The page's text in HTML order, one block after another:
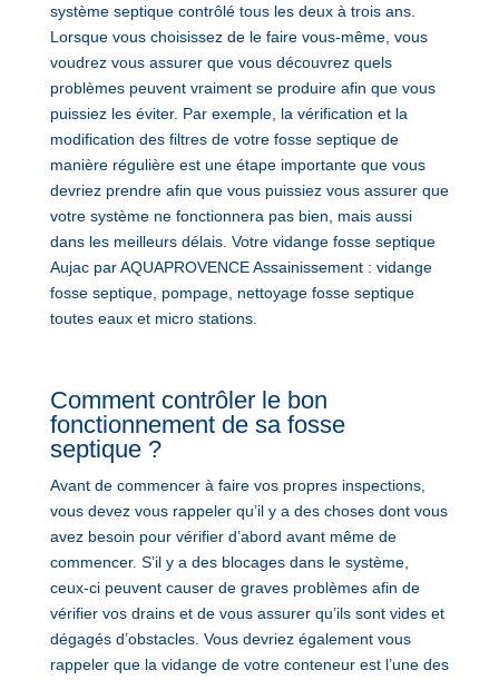
système septique contrôlé tous les deux à trois ans.
Lorsque vous choisissez de le faire vous-même, vous
voudrez vous assurer que vous découvrez quels
problèmes peuvent vraiment se produire afin que vous
puissiez les éviter. Par exemple, la vérification et la
modification des filtres de votre fosse septique de
manière régulière est une étape importante que vous
devriez prendre afin que vous puissiez vous assurer que
votre système ne fonctionnera pas bien, mais aussi
dans les meilleurs délais. Votre vidange fosse septique
Aujac par AQUAPROVENCE Assainissement : vidange
fosse septique, pompage, nettoyage fosse septique
toutes eaux et micro stations.
Comment contrôler le bon
fonctionnement de sa fosse
septique ?
Avant de commencer à faire vos propres inspections,
vous devez vous rappeler qu’il y a des choses dont vous
avez besoin pour vérifier d’abord avant même de
commencer. S’il y a des blocages dans le système,
ceux-ci peuvent causer de graves problèmes afin de
vérifier vos drains et de vous assurer qu’ils sont vides et
dégagés d’obstacles. Vous devriez également vous
rappeler que la vidange de votre conteneur est l’une des